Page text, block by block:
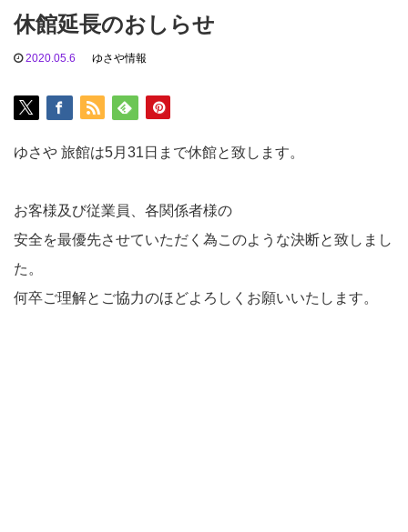
休館延長のおしらせ
2020.05.6 ゆさや情報
ゆさや 旅館は5月31日まで休館と致します。
お客様及び従業員、各関係者様の
安全を最優先させていただく為このような決断と致しまし
た。
何卒ご理解とご協力のほどよろしくお願いいたします。